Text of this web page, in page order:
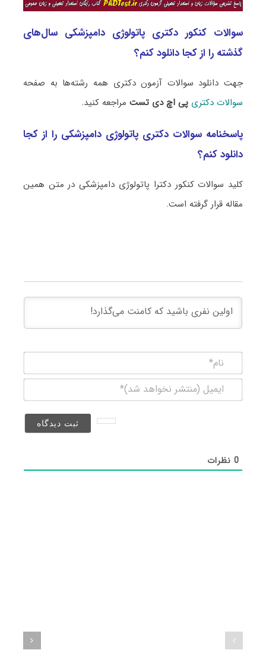
سوالات کنکور دکتری پاتولوژی دامپزشکی سال‌های
گذشته را از کجا دانلود کنم؟
جهت دانلود سوالات آزمون دکتری همه رشته‌ها به صفحه
سوالات دکتری پی اچ دی تستمراجعه کنید.
پاسخنامه سوالات دکتری پاتولوژی دامپزشکی را از کجا
دانلود کنم؟
کلید سوالات کنکور دکترا پاتولوژی دامپزشکی در متن همین
مقاله قرار گرفته است.
(منتشر
0نظرات